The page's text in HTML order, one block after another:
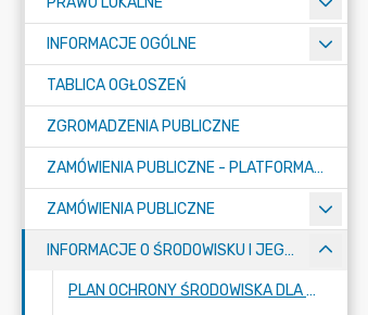
INFORMACJE OGÓLNE
TABLICA OGŁOSZEŃ
ZGROMADZENIA PUBLICZNE
ZAMÓWIENIA PUBLICZNE - PLATFORMA ZAKUPOWA (OD 01.05.2025R.)
ZAMÓWIENIA PUBLICZNE
INFORMACJE O ŚRODOWISKU I JEGO OCHRONIE
PLAN OCHRONY ŚRODOWISKA DLA GMINY RASZYN